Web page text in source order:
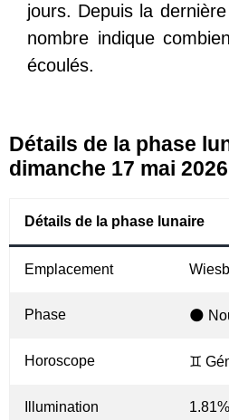
jours. Depuis la
nombre indique
écoulés.
Détails de la phase
dimanche 17 mai 2026
Détails de la phase lunaire
Emplacement
Phase 🌑
Horoscope ♊
Illumination